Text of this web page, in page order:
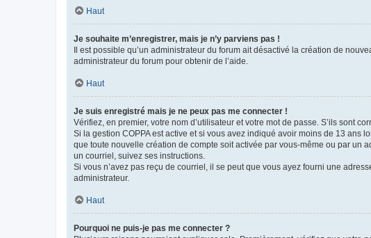
Haut
Je souhaite m’enregistrer, mais je n’y parviens pas !
Il est possible qu’un administrateur du forum ait désactivé la création de
administrateur du forum pour obtenir de l’aide.
Haut
Je suis enregistré mais je ne peux pas me connecter !
Vérifiez, en premier, votre nom d’utilisateur et votre mot de passe. S’ils sont
Si la gestion COPPA est active et si vous avez indiqué avoir moins de 13 ans
que toute nouvelle création de compte soit activée par vous-même ou par un
un courriel, suivez ses instructions.
Si vous n’avez pas reçu de courriel, il se peut que vous ayez fourni une
administrateur.
Haut
Pourquoi ne puis-je pas me connecter ?